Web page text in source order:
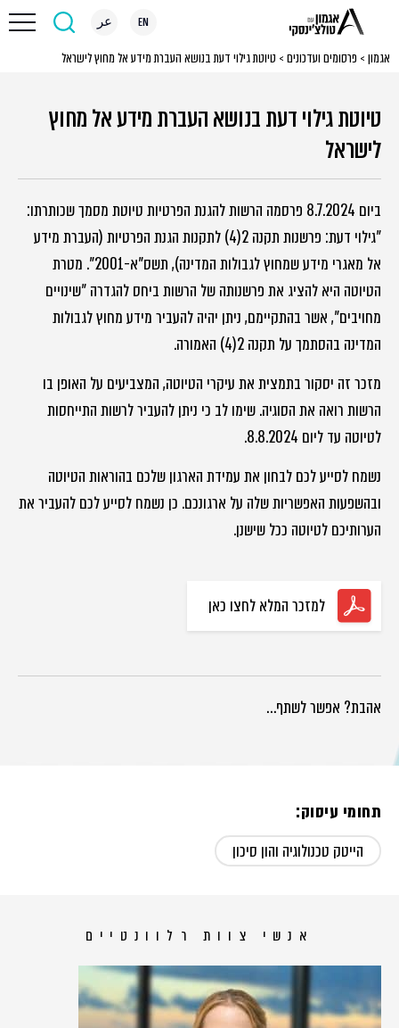
EN عر
אגמון > פרסומים ועדכונים > טיוטת גילוי דעת בנושא העברת מידע אל מחוץ לישראל
טיוטת גילוי דעת בנושא העברת מידע אל מחוץ
לישראל
ביום 8.7.2024 פרסמה הרשות להגנת הפרטיות טיוטת מסמך שכותרתו:
"גילוי דעת: פרשנות תקנה 2(4) לתקנות הגנת הפרטיות (העברת מידע
אל מאגרי מידע שמחוץ לגבולות המדינה), תשס"א-2001". מטרת
הטיוטה היא להציג את פרשנותה של הרשות ביחס להגדרה "שינויים
מחויבים", אשר בהתקיימם, ניתן יהיה להעביר מידע מחוץ לגבולות
המדינה בהסתמך על תקנה 2(4) האמורה.
מזכר זה יסקור בתמצית את עיקרי הטיוטה, המצביעים על האופן בו
הרשות רואה את הסוגיה. שימו לב כי ניתן להעביר לרשות התייחסות
לטיוטה עד ליום 8.8.2024.
נשמח לסייע לכם לבחון את עמידת הארגון שלכם בהוראות הטיוטה
ובהשפעות האפשריות שלה על ארגונכם. כן נשמח לסייע לכם להעביר את
הערותיכם לטיוטה ככל שישנן.
למזכר המלא לחצו כאן
אהבת? אפשר לשתף…
תחומי עיסוק:
הייטק טכנולוגיה והון סיכון
אנשי צוות רלוונטיים